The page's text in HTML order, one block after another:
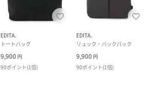
EDITA.
トートバッグ
9,900 円
90ポイント(1倍)
EDITA.
リュック・バックパック
9,900 円
90ポイント(1倍)